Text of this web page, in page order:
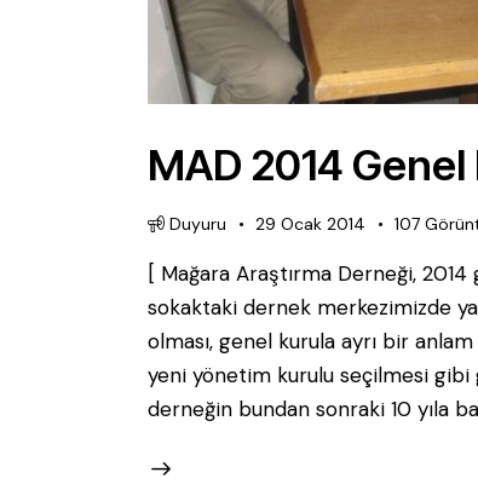
MAD 2014
Duyuru 29 Ocak 2014 107
[ Mağara Araştırma Derneği,
sokaktaki dernek merkezimizde
olması, genel kurula ayrı bir
yeni yönetim kurulu seçilmesi gibi
derneğin bundan sonraki 10 yıla